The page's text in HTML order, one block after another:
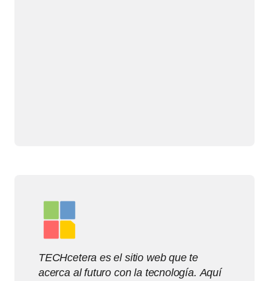
TECHcetera es el sitio web que te
acerca al futuro con la tecnología. Aquí